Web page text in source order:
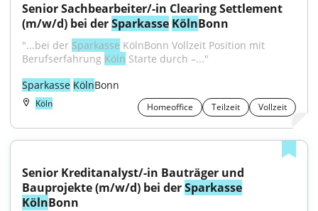
Senior Sachbearbeiter/-in Clearing Settlement
(m/w/d) bei der Sparkasse KölnBonn
"...bei der Sparkasse KölnBonn Vollzeit Position mit
Berufserfahrung Köln Starte durch –..."
Sparkasse KölnBonn
Köln Homeoffice Teilzeit Vollzeit
Senior Kreditanalyst/-in Bauträger und
Bauprojekte (m/w/d) bei der Sparkasse
KölnBonn